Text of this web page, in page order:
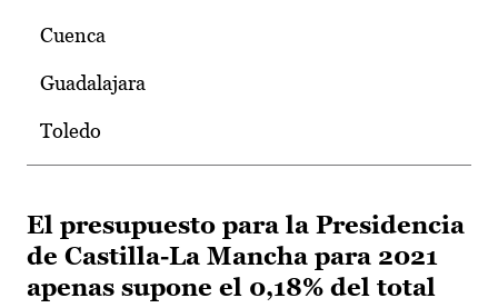
Cuenca
Guadalajara
Toledo
El presupuesto para la Presidencia
de Castilla-La Mancha para 2021
apenas supone el 0,18% del total